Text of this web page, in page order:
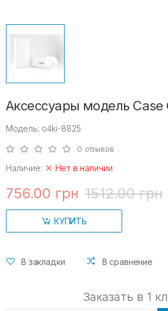
Аксессуары модель Case
Модель: o4ki-8825
0 отзывов
Наличие: Нет в наличии
756.00 грн 1512.00 грн
КУПИТЬ
В закладки В сравнение
Заказать в 1